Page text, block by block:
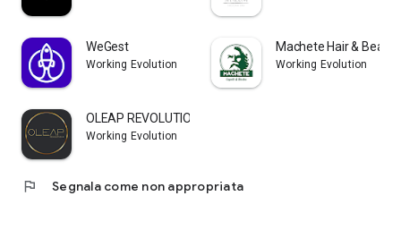
WeGest
Working Evolution
Machete Hair & Beard
Working Evolution
OLEAP REVOLUTION
Working Evolution
flag Segnala come non appropriata